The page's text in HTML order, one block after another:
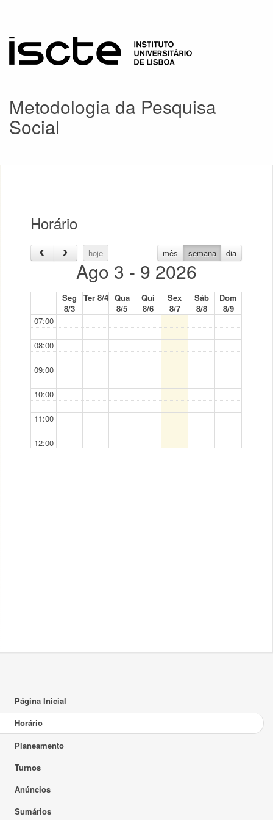
Metodologia da Pesquisa
Social
Horário
hoje mês semana dia
Ago 3 - 9 2026
Seg
8/3
Ter 8/4 Qua
8/5
Qui
8/6
Sex
8/7
Sáb
8/8
Dom
8/9
07:00
08:00
09:00
10:00
11:00
12:00
Página Inicial
Horário
Planeamento
Turnos
Anúncios
Sumários